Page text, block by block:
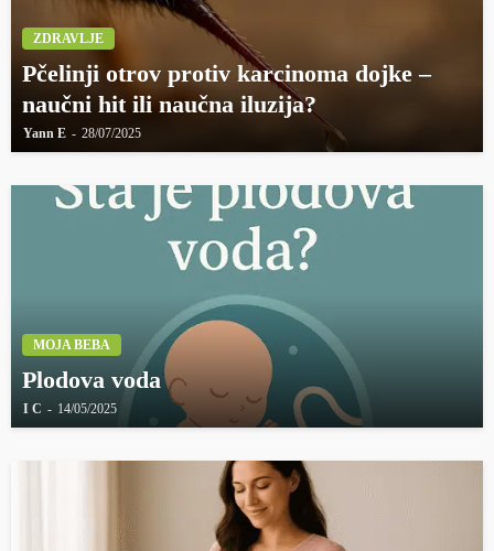
ZDRAVLJE
Pčelinji otrov protiv karcinoma dojke –
naučni hit ili naučna iluzija?
Yann E 28/07/2025
MOJA BEBA
Plodova voda
I C 14/05/2025